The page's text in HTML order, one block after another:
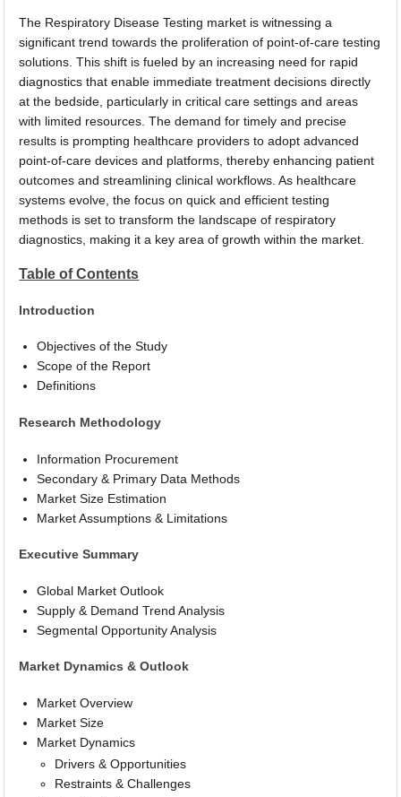
The Respiratory Disease Testing market is witnessing a
significant trend towards the proliferation of point-of-care testing
solutions. This shift is fueled by an increasing need for rapid
diagnostics that enable immediate treatment decisions directly
at the bedside, particularly in critical care settings and areas
with limited resources. The demand for timely and precise
results is prompting healthcare providers to adopt advanced
point-of-care devices and platforms, thereby enhancing patient
outcomes and streamlining clinical workflows. As healthcare
systems evolve, the focus on quick and efficient testing
methods is set to transform the landscape of respiratory
diagnostics, making it a key area of growth within the market.
Table of Contents
Introduction
Objectives of the Study
Scope of the Report
Definitions
Research Methodology
Information Procurement
Secondary & Primary Data Methods
Market Size Estimation
Market Assumptions & Limitations
Executive Summary
Global Market Outlook
Supply & Demand Trend Analysis
Segmental Opportunity Analysis
Market Dynamics & Outlook
Market Overview
Market Size
Market Dynamics
Drivers & Opportunities
Restraints & Challenges